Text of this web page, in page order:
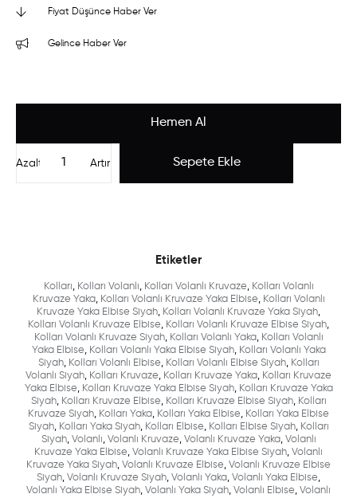
Fiyat Düşünce Haber Ver
Gelince Haber Ver
Artır
Azalt
Etiketler
Kolları, Kolları Volanlı, Kolları Volanlı Kruvaze, Kolları Volanlı
Kruvaze Yaka, Kolları Volanlı Kruvaze Yaka Elbise, Kolları Volanlı
Kruvaze Yaka Elbise Siyah, Kolları Volanlı Kruvaze Yaka Siyah,
Kolları Volanlı Kruvaze Elbise, Kolları Volanlı Kruvaze Elbise Siyah,
Kolları Volanlı Kruvaze Siyah, Kolları Volanlı Yaka, Kolları Volanlı
Yaka Elbise, Kolları Volanlı Yaka Elbise Siyah, Kolları Volanlı Yaka
Siyah, Kolları Volanlı Elbise, Kolları Volanlı Elbise Siyah, Kolları
Volanlı Siyah, Kolları Kruvaze, Kolları Kruvaze Yaka, Kolları Kruvaze
Yaka Elbise, Kolları Kruvaze Yaka Elbise Siyah, Kolları Kruvaze Yaka
Siyah, Kolları Kruvaze Elbise, Kolları Kruvaze Elbise Siyah, Kolları
Kruvaze Siyah, Kolları Yaka, Kolları Yaka Elbise, Kolları Yaka Elbise
Siyah, Kolları Yaka Siyah, Kolları Elbise, Kolları Elbise Siyah, Kolları
Siyah, Volanlı, Volanlı Kruvaze, Volanlı Kruvaze Yaka, Volanlı
Kruvaze Yaka Elbise, Volanlı Kruvaze Yaka Elbise Siyah, Volanlı
Kruvaze Yaka Siyah, Volanlı Kruvaze Elbise, Volanlı Kruvaze Elbise
Siyah, Volanlı Kruvaze Siyah, Volanlı Yaka, Volanlı Yaka Elbise,
Volanlı Yaka Elbise Siyah, Volanlı Yaka Siyah, Volanlı Elbise, Volanlı